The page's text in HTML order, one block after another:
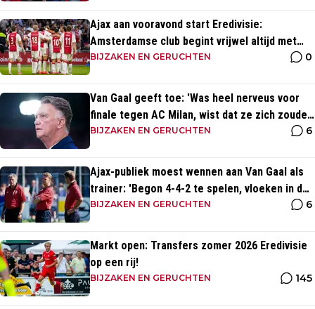
Ajax aan vooravond start Eredivisie:
Amsterdamse club begint vrijwel altijd met
zege
BIJZAKEN EN GERUCHTEN 0
Van Gaal geeft toe: 'Was heel nerveus voor
finale tegen AC Milan, wist dat ze zich zouden
aanpassen'
BIJZAKEN EN GERUCHTEN 6
Ajax-publiek moest wennen aan Van Gaal als
trainer: 'Begon 4-4-2 te spelen, vloeken in de
kerk'
BIJZAKEN EN GERUCHTEN 6
Markt open: Transfers zomer 2026 Eredivisie
op een rij!
BIJZAKEN EN GERUCHTEN 145